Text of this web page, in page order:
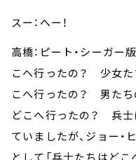
スー：へー！
高橋：ピート・シーガー
こへ行ったの？ 少女た
こへ行ったの？ 男たち
どこへ行ったの？ 兵士
ていましたが、ジョー
として「兵士たちはど